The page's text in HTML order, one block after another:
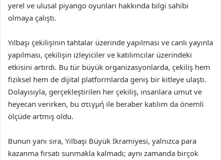
yerel ve ulusal piyango oyunları hakkında bilgi sahibi
olmaya çalıştı.
Yılbaşı çekilişinin tahtalar üzerinde yapılması ve canlı yayınla
yapılması, çekilişin izleyiciler ve katılımcılar üzerindeki
etkisini artırdı. Bu tür büyük organizasyonlarda, çekiliş hem
fiziksel hem de dijital platformlarda geniş bir kitleye ulaştı.
Dolayısıyla, gerçekleştirilen her çekiliş, insanlara umut ve
heyecan verirken, bu στιγμή ile beraber katılım da önemli
ölçüde artmış oldu.
Bunun yanı sıra, Yılbaşı Büyük İkramiyesi, yalnızca para
kazanma fırsatı sunmakla kalmadı; aynı zamanda birçok